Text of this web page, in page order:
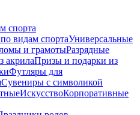
спорта
видам спортаУниверсальные
и грамотыРазрядные
акрилаПризы и подарки из
Футляры для
Сувениры с символикой
ИскусствоКорпоративные